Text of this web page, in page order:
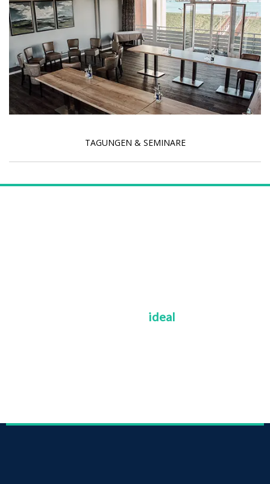
TAGUNGEN & SEMINARE
ideal